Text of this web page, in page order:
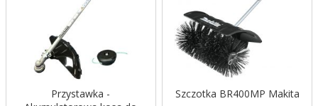
Przystawka -
Szczotka BR400MP Makita